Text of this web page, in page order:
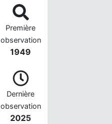
Première
observation
1949
Dernière
observation
2025